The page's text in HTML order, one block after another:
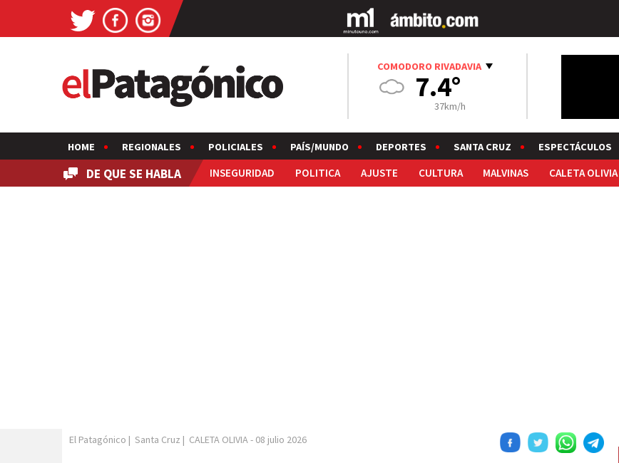
COMODORO RIVADAVIA
7.4°
37km/h
HOME REGIONALES POLICIALES PAÍS/MUNDO DEPORTES SANTA CRUZ ESPECTÁCULOS
DE QUE SE HABLA INSEGURIDAD POLITICA AJUSTE CULTURA MALVINAS CALETA OLIVIA
El Patagónico | Santa Cruz | CALETA OLIVIA- 08 julio 2026